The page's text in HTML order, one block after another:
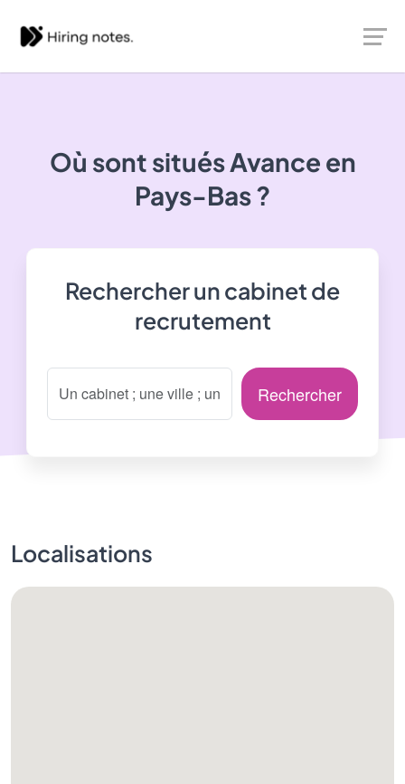
Où sont situésAvance en
Pays-Bas ?
Rechercher un cabinet de
recrutement
Rechercher
Localisations